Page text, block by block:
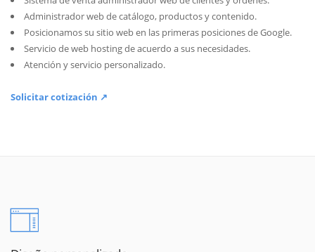
Administrador web de catálogo, productos y contenido.
Posicionamos su sitio web en las primeras posiciones de Google.
Servicio de web hosting de acuerdo a sus necesidades.
Atención y servicio personalizado.
Solicitar cotización ↗